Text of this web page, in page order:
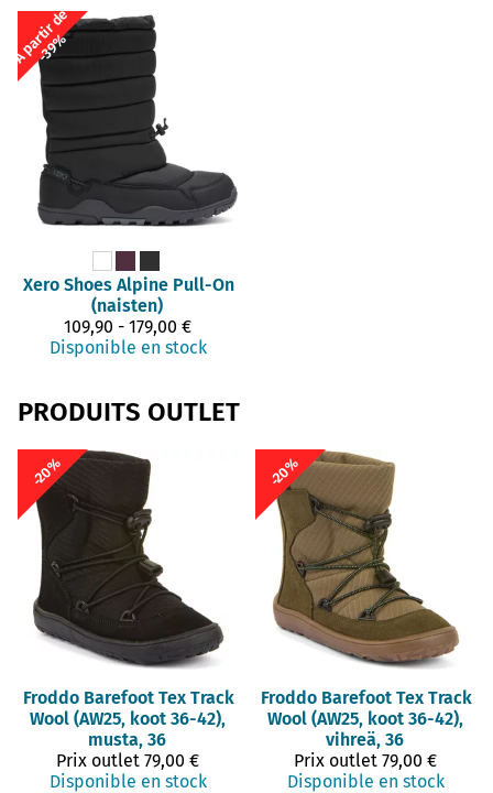
À
p
a
r
t
i
r
d
e
-
3
9
%
Xero Shoes Alpine Pull-On
(naisten)
109,90 - 179,00 €
Disponible en stock
PRODUITS OUTLET
-20%
Froddo Barefoot Tex Track
Wool (AW25, koot 36-42),
musta, 36
Prix outlet 79,00 €
Disponible en stock
-20%
Froddo Barefoot Tex Track
Wool (AW25, koot 36-42),
vihreä, 36
Prix outlet 79,00 €
Disponible en stock